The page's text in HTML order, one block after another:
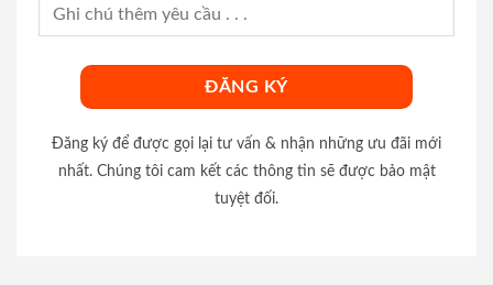
Đăng ký để được gọi lại tư vấn & nhận những ưu đãi mới
nhất. Chúng tôi cam kết các thông tin sẽ được bảo mật
tuyệt đối.